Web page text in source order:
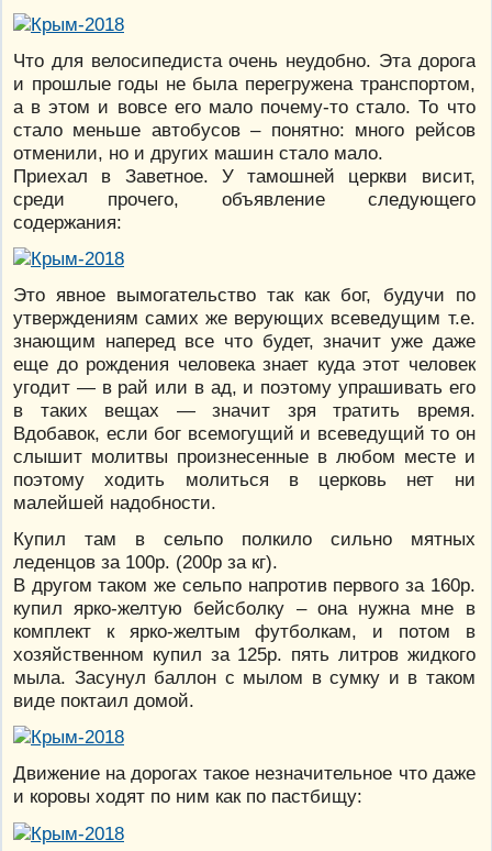
Что для велосипедиста очень неудобно. Эта дорога
и прошлые годы не была перегружена транспортом,
а в этом и вовсе его мало почему-то стало. То что
стало меньше автобусов – понятно: много рейсов
отменили, но и других машин стало мало.
Приехал в Заветное. У тамошней церкви висит,
среди прочего, объявление следующего
содержания:
Это явное вымогательство так как бог, будучи по
утверждениям самих же верующих всеведущим т.е.
знающим наперед все что будет, значит уже даже
еще до рождения человека знает куда этот человек
угодит — в рай или в ад, и поэтому упрашивать его
в таких вещах — значит зря тратить время.
Вдобавок, если бог всемогущий и всеведущий то он
слышит молитвы произнесенные в любом месте и
поэтому ходить молиться в церковь нет ни
малейшей надобности.
Купил там в сельпо полкило сильно мятных
леденцов за 100р. (200р за кг).
В другом таком же сельпо напротив первого за 160р.
купил ярко-желтую бейсболку – она нужна мне в
комплект к ярко-желтым футболкам, и потом в
хозяйственном купил за 125р. пять литров жидкого
мыла. Засунул баллон с мылом в сумку и в таком
виде поктаил домой.
Движение на дорогах такое незначительное что даже
и коровы ходят по ним как по пастбищу: